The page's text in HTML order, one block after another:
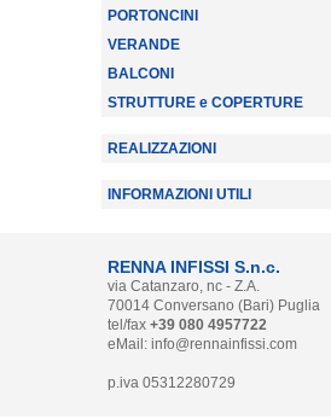
PORTONCINI
VERANDE
BALCONI
STRUTTURE e COPERTURE
REALIZZAZIONI
INFORMAZIONI UTILI
RENNA INFISSI S.n.c.
via Catanzaro, nc - Z.A.
70014 Conversano (Bari) Puglia
tel/fax +39 080 4957722
eMail: info@rennainfissi.com
p.iva 05312280729